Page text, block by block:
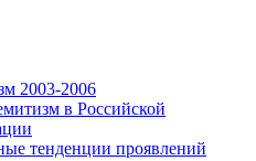
2003-2006
в Российской
тенденции проявлений